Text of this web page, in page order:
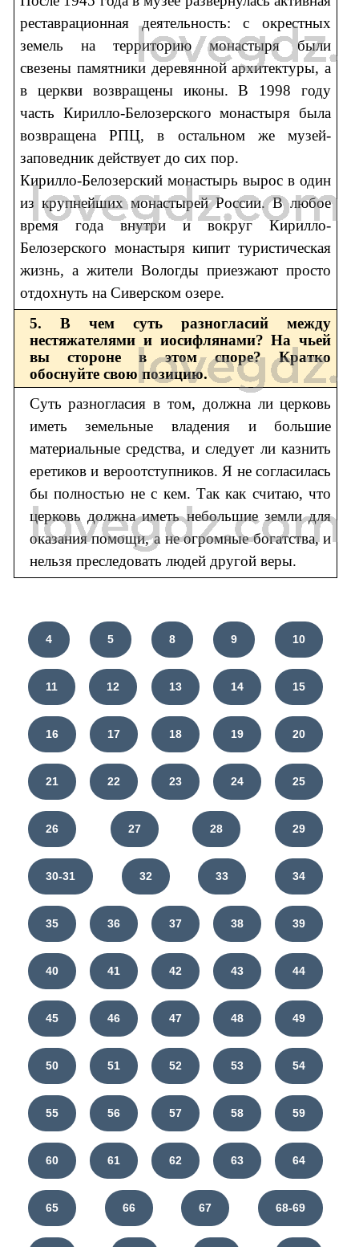
реставрационная деятельность: с окрестных
земель на территорию монастыря были
свезены памятники деревянной архитектуры, а
в церкви возвращены иконы. В 1998 году
часть Кирилло-Белозерского монастыря была
возвращена РПЦ, в остальном же музей-
заповедник действует до сих пор.
Кирилло-Белозерский монастырь вырос в один
из крупнейших монастырей России. В любое
время года внутри и вокруг Кирилло-
Белозерского монастыря кипит туристическая
жизнь, а жители Вологды приезжают просто
отдохнуть на Сиверском озере.
5. В чем суть разногласий между
нестяжателями и иосифлянами? На чьей
вы стороне в этом споре? Кратко
обоснуйте свою позицию.
Суть разногласия в том, должна ли церковь
иметь земельные владения и большие
материальные средства, и следует ли казнить
еретиков и вероотступников. Я не согласилась
бы полностью не с кем. Так как считаю, что
церковь должна иметь небольшие земли для
оказания помощи, а не огромные богатства, и
нельзя преследовать людей другой веры.
4 5 8 9 10
11 12 13 14 15
16 17 18 19 20
21 22 23 24 25
26 27 28 29
30-31 32 33 34
35 36 37 38 39
40 41 42 43 44
45 46 47 48 49
50 51 52 53 54
55 56 57 58 59
60 61 62 63 64
65 66 67 68-69